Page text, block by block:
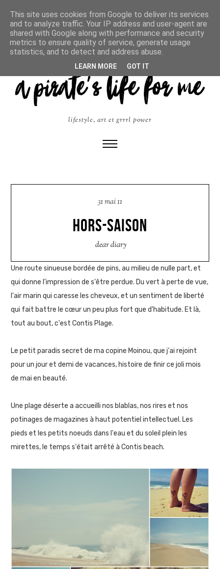
lifestyle, art et grrrl power
31 mai 11
HORS-SAISON
dear diary
Une route sinueuse bordée de pins, au milieu de nulle part, et
qui donne l'impression de s'être perdue. Du vert à perte de vue,
l'air marin qui caresse les cheveux, et un sentiment de liberté
qui fait battre le cœur un peu plus fort que d'habitude. Et là,
tout au bout, c'est Contis Plage.
Le petit paradis secret de ma copine Moinou, que j'ai rejoint
pour un jour et demi de vacances, histoire de finir ce joli mois
de mai en beauté.
Une plage déserte a accueilli nos blablas, nos rires et nos
potinages de magazines à haut potentiel intellectuel. Les
pieds et les petits noeuds dans l'eau et du soleil plein les
mirettes, le temps s'était arrêté à Contis beach.
This site uses cookies from Google to deliver its services
and to analyze traffic. Your IP address and user-agent are
shared with Google along with performance and security
metrics to ensure quality of service, generate usage
statistics, and to detect and address abuse.
LEARN MORE GOT IT